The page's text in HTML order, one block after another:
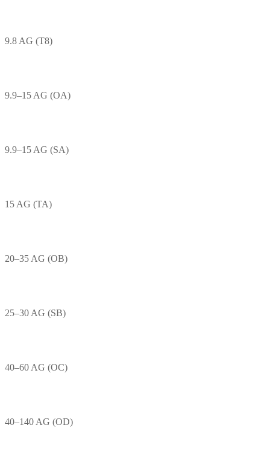
9.8 AG (T8)
9.9–15 AG (OA)
9.9–15 AG (SA)
15 AG (TA)
20–35 AG (OB)
25–30 AG (SB)
40–60 AG (OC)
40–140 AG (OD)